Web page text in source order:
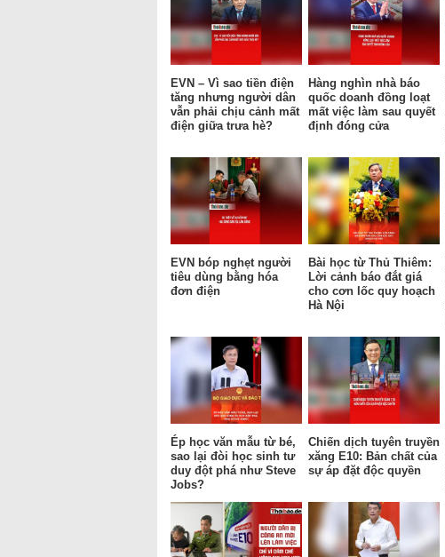
EVN – Vì sao tiền điện
tăng nhưng người dân
vẫn phải chịu cảnh mất
điện giữa trưa hè?
Hàng nghìn nhà báo
quốc doanh đồng loạt
mất việc làm sau quyết
định đóng cửa
EVN bóp nghẹt người
tiêu dùng bằng hóa
đơn điện
Bài học từ Thủ Thiêm:
Lời cảnh báo đắt giá
cho cơn lốc quy hoạch
Hà Nội
Ép học văn mẫu từ bé,
sao lại đòi học sinh tư
duy đột phá như Steve
Jobs?
Chiến dịch tuyên truyền
xăng E10: Bản chất của
sự áp đặt độc quyền